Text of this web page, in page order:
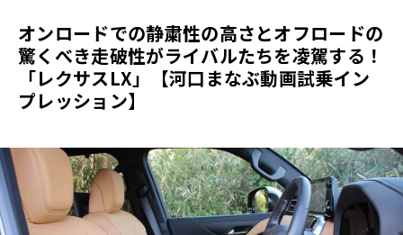
オンロードでの静粛性の高さとオフロードの
驚くべき走破性がライバルたちを凌駕する！
「レクサスLX」【河口まなぶ動画試乗イン
プレッション】